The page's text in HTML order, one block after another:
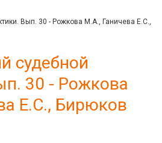
Вып. 30 - Рожкова М.А., Ганичева Е.С.,
судебной
30 - Рожкова
Е.С., Бирюков